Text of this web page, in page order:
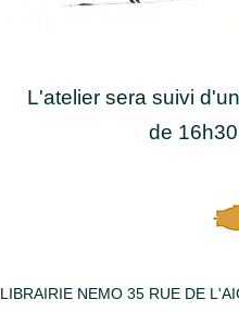
L'atelier sera suivi
de
LIBRAIRIE NEMO 35 RUE DE